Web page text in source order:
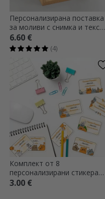
Персонализирана поставка
за моливи с снимка и текст -
Животни
6.60 €
(4)
Комплект от 8
персонализирани стикера
(самозалепващи се етикети)
3.00 €